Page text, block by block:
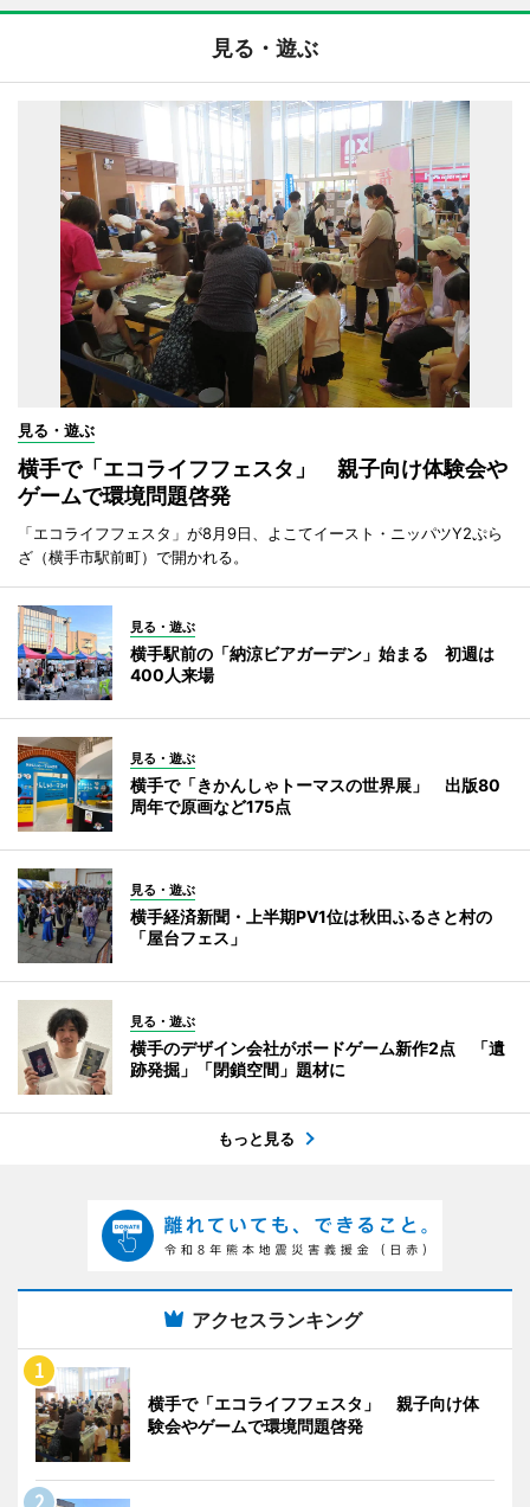
見る・遊ぶ
見る・遊ぶ
横手で「エコライフフェスタ」 親子向け体験会や
ゲームで環境問題啓発
「エコライフフェスタ」が8月9日、よこてイースト・ニッパツY2ぷら
ざ（横手市駅前町）で開かれる。
見る・遊ぶ
横手駅前の「納涼ビアガーデン」始まる 初週は
400人来場
見る・遊ぶ
横手で「きかんしゃトーマスの世界展」 出版80
周年で原画など175点
見る・遊ぶ
横手経済新聞・上半期PV1位は秋田ふるさと村の
「屋台フェス」
見る・遊ぶ
横手のデザイン会社がボードゲーム新作2点 「遺
跡発掘」「閉鎖空間」題材に
もっと見る
アクセスランキング
横手で「エコライフフェスタ」 親子向け体
験会やゲームで環境問題啓発